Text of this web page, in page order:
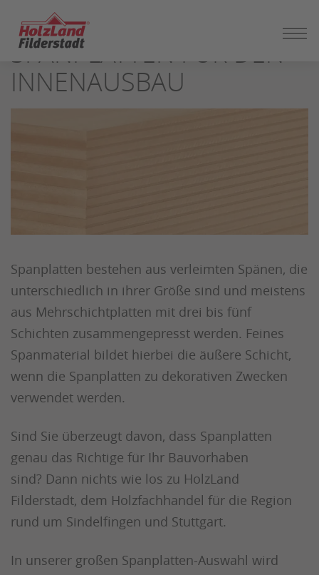
SEITENINHALT
SPRINGEN
SPANPLATTEN FÜR DEN
INNENAUSBAU
Spanplatten bestehen aus verleimten Spänen, die
unterschiedlich in ihrer Größe sind und meistens
aus Mehrschichtplatten mit drei bis fünf
Schichten zusammengepresst werden. Feines
Spanmaterial bildet hierbei die äußere Schicht,
wenn die Spanplatten zu dekorativen Zwecken
verwendet werden.
Sind Sie überzeugt davon, dass Spanplatten
genau das Richtige für Ihr Bauvorhaben
sind? Dann nichts wie los zu HolzLand
Filderstadt, dem Holzfachhandel für die Region
rund um Sindelfingen und Stuttgart.
In unserer großen Spanplatten-Auswahl wird